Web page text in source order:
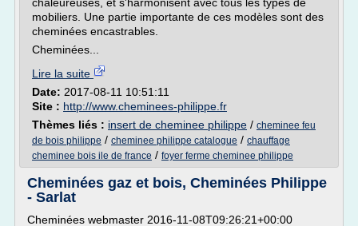
mobiliers. Une partie importante de ces modèles sont des
cheminées encastrables.
Cheminées...
Lire la suite
Date: 2017-08-11 10:51:11
Site : http://www.cheminees-philippe.fr
Thèmes liés : insert de cheminee philippe / cheminee feu
de bois philippe / cheminee philippe catalogue / chauffage
cheminee bois ile de france / foyer ferme cheminee philippe
Cheminées gaz et bois, Cheminées Philippe
- Sarlat
Cheminées webmaster 2016-11-08T09:26:21+00:00